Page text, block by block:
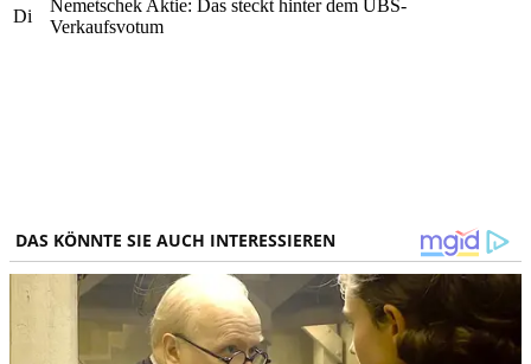
Di
Nemetschek Aktie: Das steckt hinter dem UBS-
Verkaufsvotum